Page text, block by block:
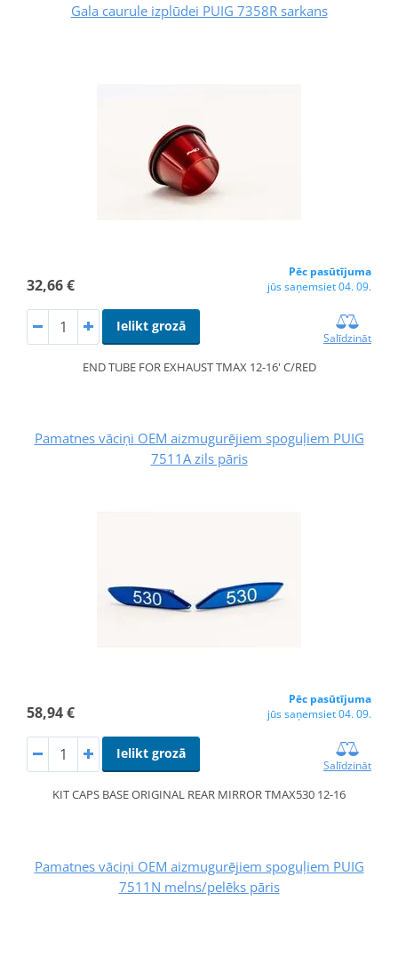
Gala caurule izplūdei PUIG 7358R sarkans
32,66 €
Pēc pasūtījuma
jūs saņemsiet 04. 09.
Ielikt grozā
Salīdzināt
END TUBE FOR EXHAUST TMAX 12-16' C/RED
Pamatnes vāciņi OEM aizmugurējiem spoguļiem PUIG
7511A zils pāris
58,94 €
Pēc pasūtījuma
jūs saņemsiet 04. 09.
Ielikt grozā
Salīdzināt
KIT CAPS BASE ORIGINAL REAR MIRROR TMAX530 12-16
Pamatnes vāciņi OEM aizmugurējiem spoguļiem PUIG
7511N melns/pelēks pāris